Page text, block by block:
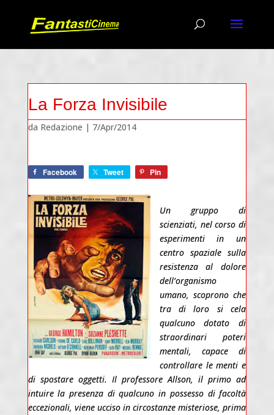
La Forza Invisibile
da Redazione | 7/Apr/2014
Facebook Tweet Pin
Un gruppo di
scienziati, nel corso di
esperimenti in un
centro spaziale sulla
resistenza al dolore
dell’organismo
umano, scoprono che
tra di loro si cela
qualcuno dotato di
straordinari poteri
mentali, capace di
controllare le menti e
di spostare oggetti. Il professore Allson, il primo ad
intuire la presenza di qualcuno in possesso di facoltà
eccezionali, viene ucciso in circostanze misteriose, prima